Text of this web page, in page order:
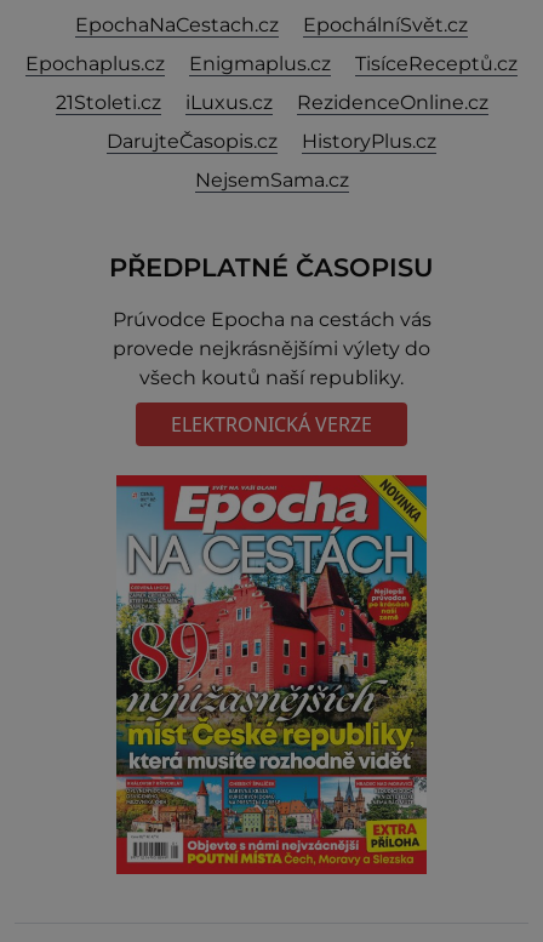
EpochaNaCestach.cz
EpochálníSvět.cz
Epochaplus.cz
Enigmaplus.cz
TisíceReceptů.cz
21Stoleti.cz
iLuxus.cz
RezidenceOnline.cz
DarujteČasopis.cz
HistoryPlus.cz
NejsemSama.cz
PŘEDPLATNÉ ČASOPISU
Prúvodce Epocha na cestách vás
provede nejkrásnějšími výlety do
všech koutů naší republiky.
ELEKTRONICKÁ VERZE